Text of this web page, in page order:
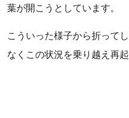
葉が開こうとしています。
こういった様子から折って
なくこの状況を乗り越え再